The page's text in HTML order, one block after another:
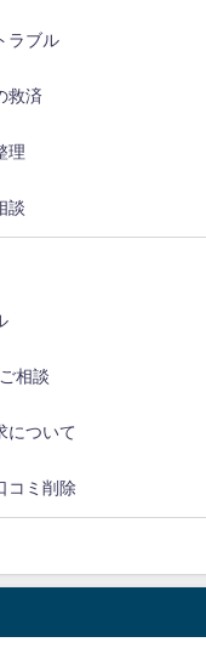
ラブル
救済
理
談
相談
について
コミ削除